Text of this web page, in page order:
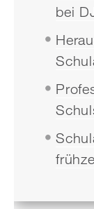
bei